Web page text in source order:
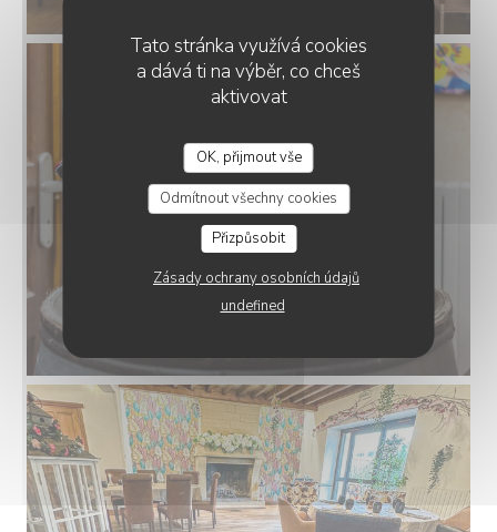
Tato stránka využívá cookies
a dává ti na výběr, co chceš
aktivovat
OK, přijmout vše
Odmítnout všechny cookies
Přizpůsobit
Zásady ochrany osobních údajů
undefined